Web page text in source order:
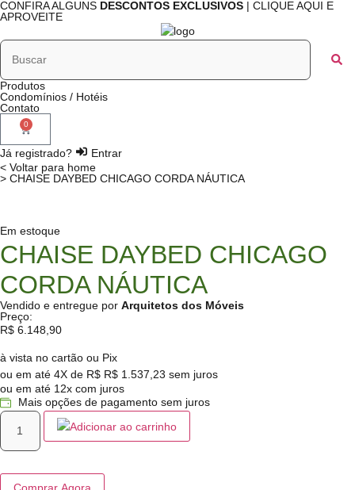
CONFIRA ALGUNS DESCONTOS EXCLUSIVOS | CLIQUE AQUI E
APROVEITE
Produtos
Condomínios / Hotéis
Contato
0
Já registrado?
Entrar
< Voltar para home
> CHAISE DAYBED CHICAGO CORDA NÁUTICA
Em estoque
CHAISE DAYBED CHICAGO
CORDA NÁUTICA
Vendido e entregue por Arquitetos dos Móveis
Preço:
R$ 6.148,90
à vista no cartão ou Pix
ou em até 4X de R$ R$ 1.537,23 sem juros
ou em até 12x com juros
Mais opções de pagamento sem juros
Adicionar ao carrinho